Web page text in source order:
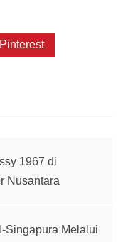
Pinterest
1967 di
Nusantara
Singapura Melalui